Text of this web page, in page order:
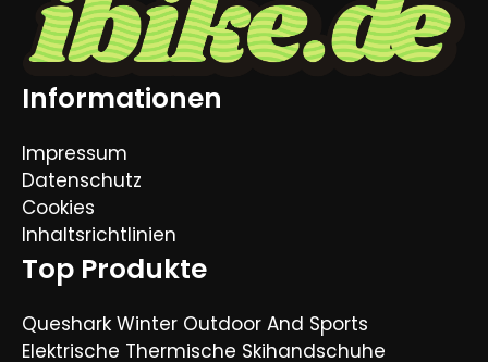
Informationen
Impressum
Datenschutz
Cookies
Inhaltsrichtlinien
Top Produkte
Queshark Winter Outdoor And Sports
Elektrische Thermische Skihandschuhe